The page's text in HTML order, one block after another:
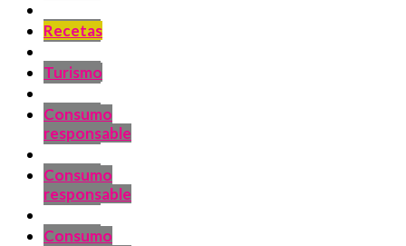
Recetas
Turismo
Consumo
responsable
Consumo
responsable
Consumo